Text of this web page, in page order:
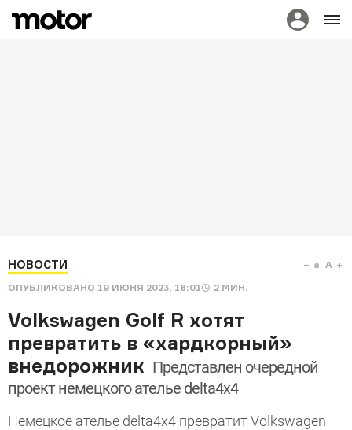
НОВОСТИ
ОПУБЛИКОВАНО 19 ИЮНЯ 2023, 18:01 2 МИН.
a A
Volkswagen Golf R хотят
превратить в «хардкорный»
внедорожник Представлен очередной
проект немецкого ателье delta4x4
Немецкое ателье delta4x4 превратит Volkswagen